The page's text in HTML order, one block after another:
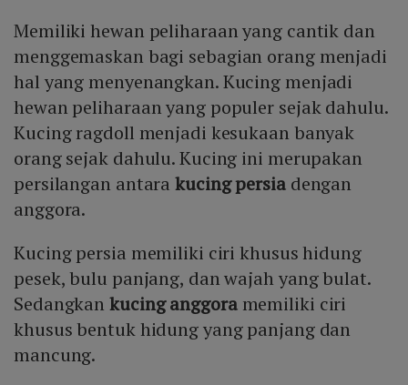
Memiliki hewan peliharaan yang cantik dan
menggemaskan bagi sebagian orang menjadi
hal yang menyenangkan. Kucing menjadi
hewan peliharaan yang populer sejak dahulu.
Kucing ragdoll menjadi kesukaan banyak
orang sejak dahulu. Kucing ini merupakan
persilangan antarakucing persiadengan
anggora.
Kucing persia memiliki ciri khusus hidung
pesek, bulu panjang, dan wajah yang bulat.
Sedangkankucing anggora memiliki ciri
khusus bentuk hidung yang panjang dan
mancung.